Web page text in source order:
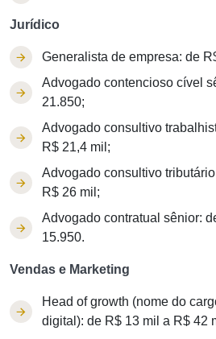
Jurídico
Generalista de empresa: de
Advogado contencioso cível
21.850;
Advogado consultivo
R$ 21,4 mil;
Advogado consultivo
R$ 26 mil;
Advogado contratual sênior:
15.950.
Vendas e Marketing
Head of growth (nome do
digital): de R$ 13 mil a R$ 42